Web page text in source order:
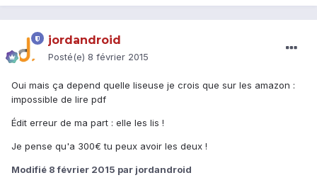
jordandroid
Posté(e) 8 février 2015
Oui mais ça depend quelle liseuse je crois que sur les amazon :
impossible de lire pdf
Édit erreur de ma part : elle les lis !
Je pense qu'a 300€ tu peux avoir les deux !
Modifié 8 février 2015 par jordandroid